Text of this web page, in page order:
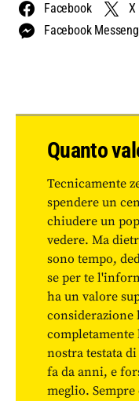
Facebook X
Facebook
Quanto
Tecnicamente
spendere un
chiudere un
vedere. Ma
sono tempo,
se per te
ha un valore
considerazione
completamente
nostra testata
fa da anni, e
meglio.